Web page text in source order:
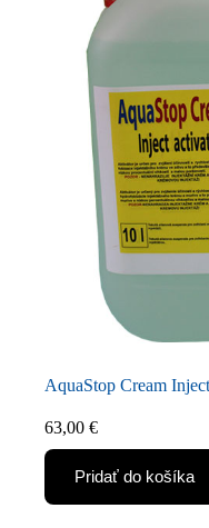
AquaStop Cream
63,00 €
Pridať do košíka